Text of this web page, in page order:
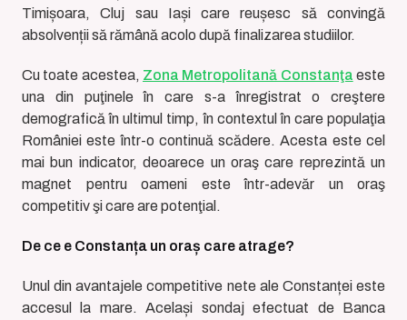
Timișoara, Cluj sau Iași care reușesc să convingă
absolvenții să rămână acolo după finalizarea studiilor.
Cu toate acestea, Zona Metropolitană Constanţa este
una din puţinele în care s-a înregistrat o creştere
demografică în ultimul timp, în contextul în care populaţia
României este într-o continuă scădere. Acesta este cel
mai bun indicator, deoarece un oraş care reprezintă un
magnet pentru oameni este într-adevăr un oraş
competitiv şi care are potenţial.
De ce e Constanța un oraș care atrage?
Unul din avantajele competitive nete ale Constanței este
accesul la mare. Același sondaj efectuat de Banca